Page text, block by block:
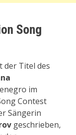
Song
der Titel des
im
Contest
Sängerin
geschrieben,